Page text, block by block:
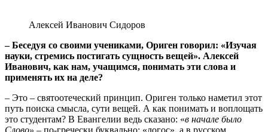
Алексей Иванович Сидоров
– Беседуя со своими учениками, Ориген говорил: «Изучая
науки, стремись постигать сущность вещей». Алексей
Иванович, как нам, учащимся, понимать эти слова и
применять их на деле?
– Это – святоотеческий принцип. Ориген только наметил этот
путь поиска смысла, сути вещей. А как понимать и воплощать
это студентам? В Евангелии ведь сказано: «в начале было